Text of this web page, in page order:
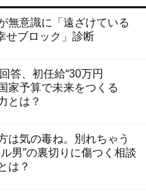
無意識に「遠ざけている
せブロック」診断
答、初任給“30万円
家予算で未来をつくる
とは？
は気の毒ね。別れちゃう
男”の裏切りに傷つく相談
は？